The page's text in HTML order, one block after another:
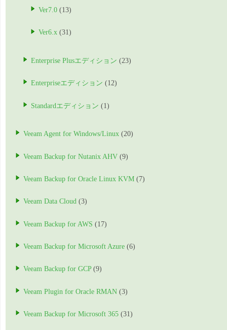
Ver7.0 (13)
Ver6.x (31)
Enterprise Plusエディション (23)
Enterpriseエディション (12)
Standardエディション (1)
Veeam Agent for Windows/Linux (20)
Veeam Backup for Nutanix AHV (9)
Veeam Backup for Oracle Linux KVM (7)
Veeam Data Cloud (3)
Veeam Backup for AWS (17)
Veeam Backup for Microsoft Azure (6)
Veeam Backup for GCP(9)
Veeam Plugin for Oracle RMAN (3)
Veeam Backup for Microsoft 365 (31)